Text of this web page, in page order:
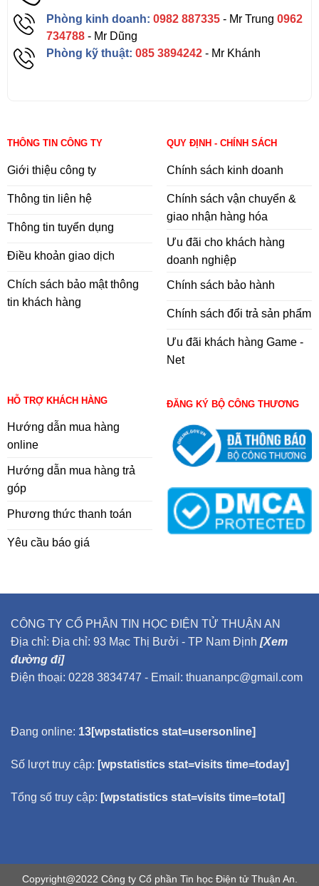
Phòng kinh doanh: 0982 887335 - Mr Trung0962
734788 - Mr Dũng
Phòng kỹ thuật:085 3894242 - Mr Khánh
THÔNG TIN CÔNG TY
Giới thiệu công ty
Thông tin liên hệ
Thông tin tuyển dụng
Điều khoản giao dịch
Chích sách bảo mật thông
tin khách hàng
QUY ĐỊNH - CHÍNH SÁCH
Chính sách kinh doanh
Chính sách vận chuyển &
giao nhận hàng hóa
Ưu đãi cho khách hàng
doanh nghiệp
Chính sách bảo hành
Chính sách đổi trả sản phẩm
Ưu đãi khách hàng Game -
Net
HỖ TRỢ KHÁCH HÀNG
Hướng dẫn mua hàng
online
Hướng dẫn mua hàng trả
góp
Phương thức thanh toán
Yêu cầu báo giá
ĐĂNG KÝ BỘ CÔNG THƯƠNG
CÔNG TY CỔ PHẦN TIN HỌC ĐIỆN TỬ THUẬN AN
Địa chỉ: Địa chỉ: 93 Mạc Thị Bưởi - TP Nam Định [Xem
đường đi]
Điện thoại: 0228 3834747 - Email: thuananpc@gmail.com
Đang online: 13[wpstatistics stat=usersonline]
Số lượt truy cập: [wpstatistics stat=visits time=today]
Tổng số truy cập: [wpstatistics stat=visits time=total]
Copyright@2022 Công ty Cổ phần Tin học Điện tử Thuận An.